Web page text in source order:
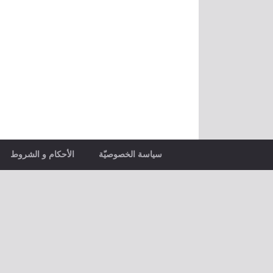
سياسة الخصوصيّة الأحكام و الشروط